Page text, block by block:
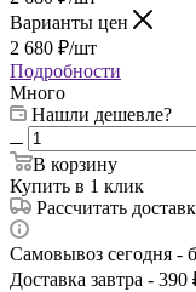
Варианты цен
2 680 ₽/шт
Подробности
Много
Нашли дешевле?
В корзину
Купить в 1 клик
Рассчитать
Самовывоз сегодня -
Доставка завтра - 390